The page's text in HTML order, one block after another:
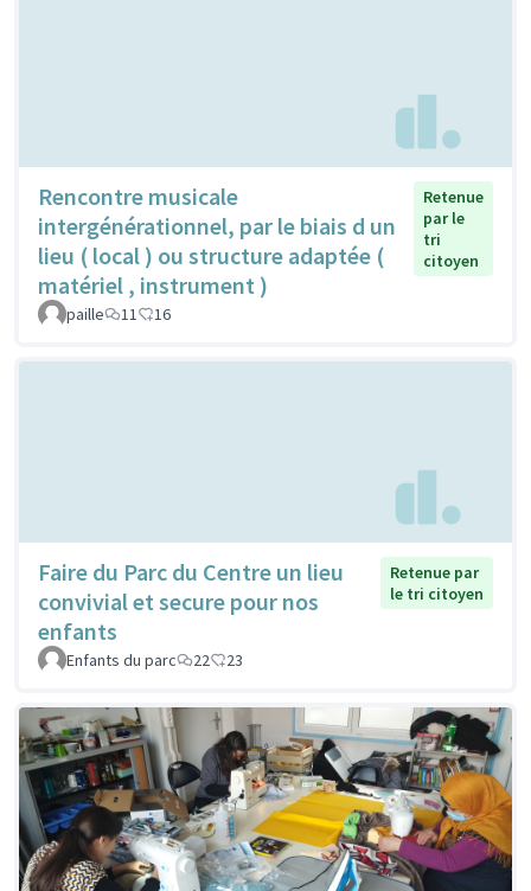
Rencontre musicale
intergénérationnel, par le biais d un
lieu ( local ) ou structure adaptée (
matériel , instrument )
Retenue
par le
tri
citoyen
paille 11 16
Faire du Parc du Centre un lieu
convivial et secure pour nos
enfants
Retenue par
le tri citoyen
Enfants du parc 22 23